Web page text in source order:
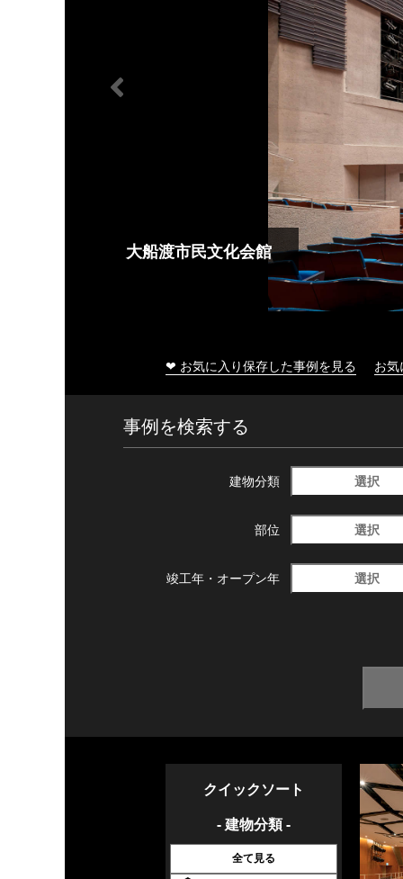
大船渡市民文化会館
❤ お気に入り保存した事例を見る お
事例を検索する
建物分類 選択
部位 選択
竣工年・ オープン年 選択
クイックソート
- 建物分類 -
全て見る